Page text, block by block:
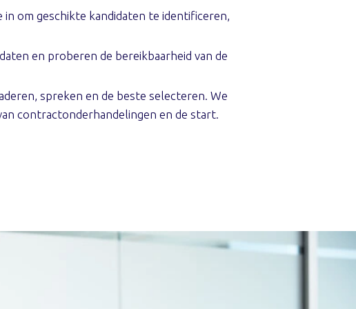
om geschikte kandidaten te identificeren,
en proberen de bereikbaarheid van de
spreken en de beste selecteren. We
contractonderhandelingen en de start.